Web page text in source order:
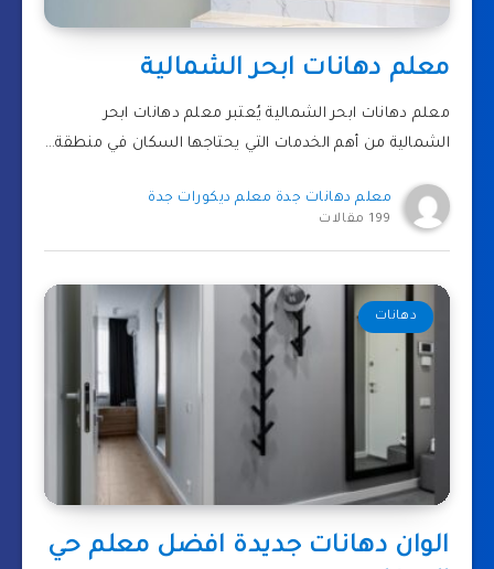
معلم دهانات ابحر الشمالية
معلم دهانات ابحر الشمالية يُعتبر معلم دهانات ابحر
الشمالية من أهم الخدمات التي يحتاجها السكان في منطقة…
معلم دهانات جدة معلم ديكورات جدة
199 مقالات
دهانات
الوان دهانات جديدة افضل معلم حي